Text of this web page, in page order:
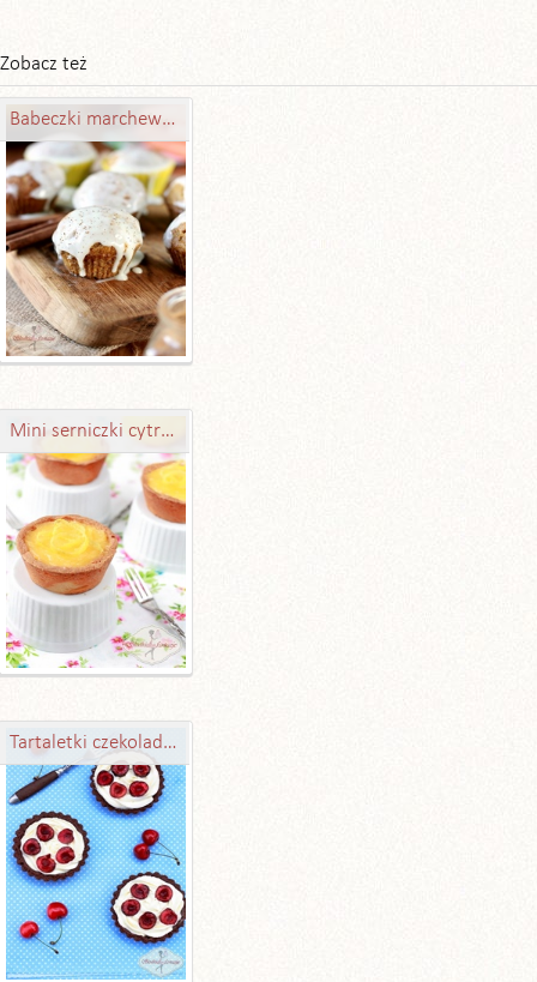
Zobacz też
Babeczki marchewkowe
Mini serniczki cytrynowe
Tartaletki czekoladowe